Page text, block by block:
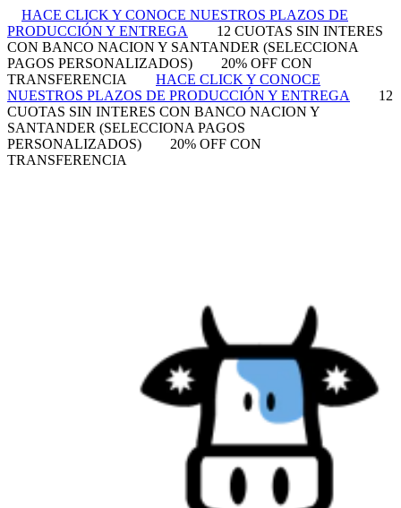
HACE CLICK Y CONOCE NUESTROS PLAZOS DE
PRODUCCIÓN Y ENTREGA
12 CUOTAS SIN INTERES
CON BANCO NACION Y SANTANDER (SELECCIONA
PAGOS PERSONALIZADOS)
20% OFF CON
TRANSFERENCIA
HACE CLICK Y CONOCE
NUESTROS PLAZOS DE PRODUCCIÓN Y ENTREGA
12
CUOTAS SIN INTERES CON BANCO NACION Y
SANTANDER (SELECCIONA PAGOS
PERSONALIZADOS)
20% OFF CON
TRANSFERENCIA